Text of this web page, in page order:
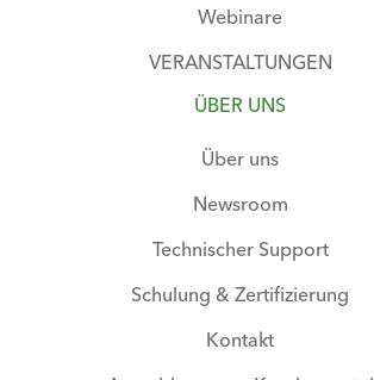
Webinare
VERANSTALTUNGEN
ÜBER UNS
Über uns
Newsroom
Technischer Support
Schulung & Zertifizierung
Kontakt